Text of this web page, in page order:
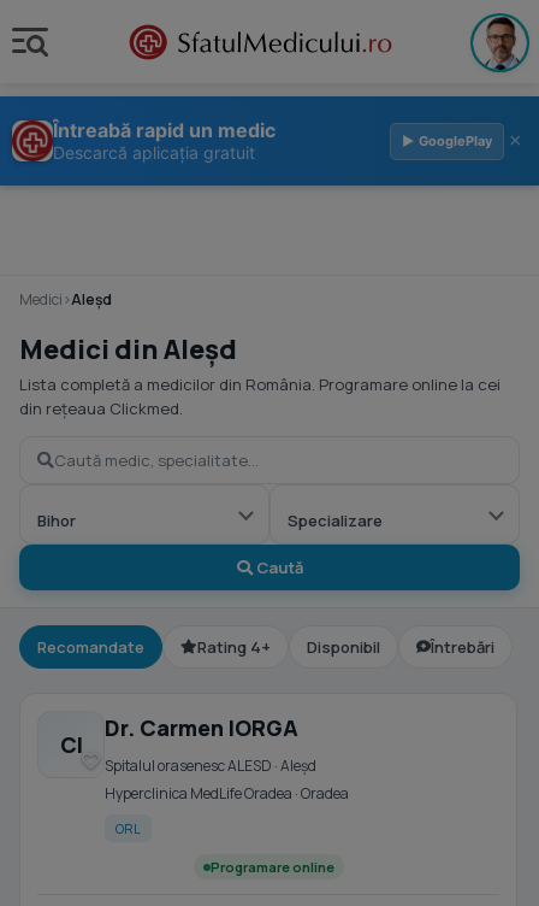
Întreabă rapid un medic
Descarcă aplicația gratuit
▶ GooglePlay ×
Medici›Aleşd
Medici din Aleşd
Lista completă a medicilor din România. Programare online la cei
din rețeaua Clickmed.
Caută
Recomandate Rating 4+ Disponibil Întrebări
CI
Dr. Carmen IORGA
Spitalul orasenesc ALESD · Aleşd
Hyperclinica MedLife Oradea · Oradea
ORL
Programare online